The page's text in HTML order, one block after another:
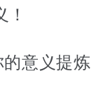
意义提炼